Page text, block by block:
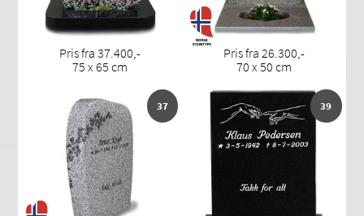
Pris fra 37.400,-
75 x 65 cm
Pris fra 26.300,-
70 x 50 cm
37 39